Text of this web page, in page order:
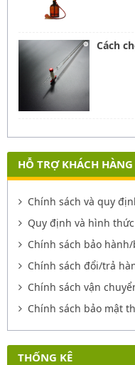
Cách
HỖ TRỢ KHÁCH HÀNG
Chính sách và quy
Quy định và hình
Chính sách bảo
Chính sách đổi/trả
Chính sách vận
Chính sách bảo mật
THỐNG KÊ